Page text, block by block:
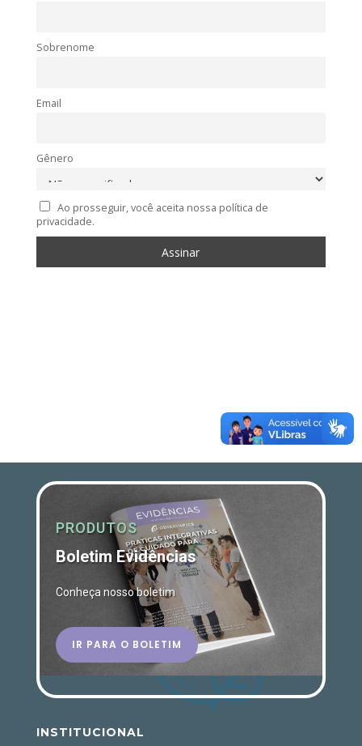
Sobrenome
Email
Gênero
Ao prosseguir, você aceita nossa política de
privacidade.
PRODUTOS
Boletim Evidências
Conheça nosso boletim
IR PARA O BOLETIM
INSTITUCIONAL